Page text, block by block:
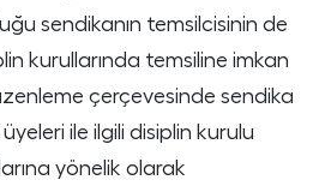
sendikanın temsilcisinin de
kurullarında temsiline imkan
çerçevesinde sendika
ile ilgili disiplin kurulu
yönelik olarak